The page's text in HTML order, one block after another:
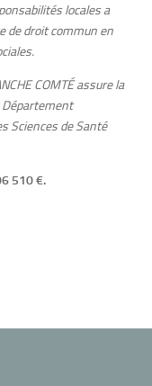
locales a
de droit commun en
COMTÉ assure la
Sciences de Santé
510 €.